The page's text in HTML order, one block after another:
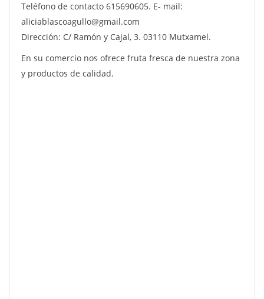
Teléfono de contacto 615690605. E- mail:
aliciablascoagullo@gmail.com
Dirección: C/ Ramón y Cajal, 3. 03110 Mutxamel.
En su comercio nos ofrece fruta fresca de nuestra zona
y productos de calidad.